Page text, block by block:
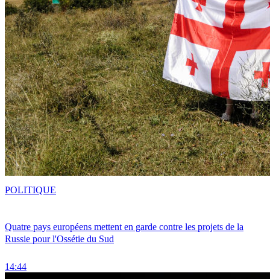
Quatre pays européens mettent en garde contre les projets de la
Russie pour l'Ossétie du Sud
14:44
POLITIQUE